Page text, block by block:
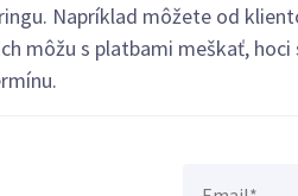
Napríklad môžete od
môžu s platbami meškať,